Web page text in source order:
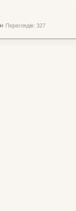
Переглядів: 327